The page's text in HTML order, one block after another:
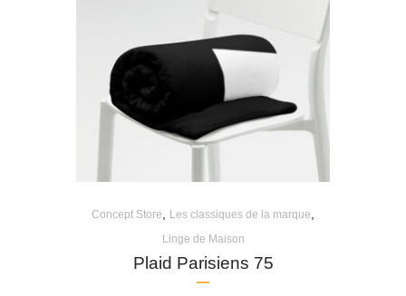
Concept Store Les classiques de la marque
Linge de Maison
Plaid Parisiens 75